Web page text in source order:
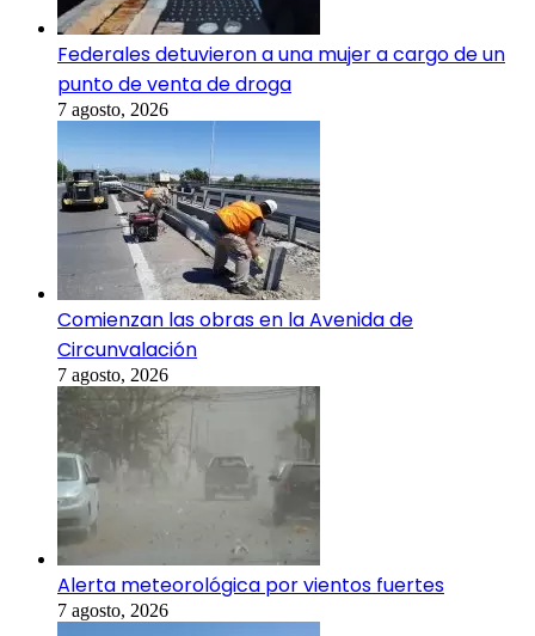
Federales detuvieron a una mujer a cargo de un
punto de venta de droga
7 agosto, 2026
Comienzan las obras en la Avenida de
Circunvalación
7 agosto, 2026
Alerta meteorológica por vientos fuertes
7 agosto, 2026